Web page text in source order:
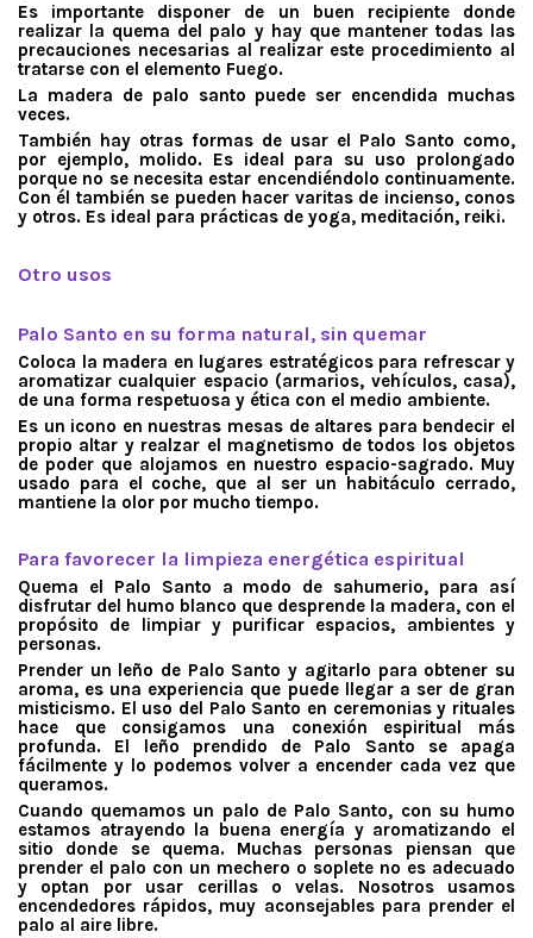
Es importante disponer de un buen recipiente donde
realizar la quema del palo y hay que mantener todas las
precauciones necesarias al realizar este procedimiento al
tratarse con el elemento Fuego.
La madera de palo santo puede ser encendida muchas
veces.
También hay otras formas de usar el Palo Santo como,
por ejemplo, molido. Es ideal para su uso prolongado
porque no se necesita estar encendiéndolo continuamente.
Con él también se pueden hacer varitas de incienso, conos
y otros. Es ideal para prácticas de yoga, meditación, reiki.
Otro usos
Palo Santo en su forma natural, sin quemar
Coloca la madera en lugares estratégicos para refrescar y
aromatizar cualquier espacio (armarios, vehículos, casa),
de una forma respetuosa y ética con el medio ambiente.
Es un icono en nuestras mesas de altares para bendecir el
propio altar y realzar el magnetismo de todos los objetos
de poder que alojamos en nuestro espacio-sagrado. Muy
usado para el coche, que al ser un habitáculo cerrado,
mantiene la olor por mucho tiempo.
Para favorecer la limpieza energética espiritual
Quema el Palo Santo a modo de sahumerio, para así
disfrutar del humo blanco que desprende la madera, con el
propósito de limpiar y purificar espacios, ambientes y
personas.
Prender un leño de Palo Santo y agitarlo para obtener su
aroma, es una experiencia que puede llegar a ser de gran
misticismo. El uso del Palo Santo en ceremonias y rituales
hace que consigamos una conexión espiritual más
profunda. El leño prendido de Palo Santo se apaga
fácilmente y lo podemos volver a encender cada vez que
queramos.
Cuando quemamos un palo de Palo Santo, con su humo
estamos atrayendo la buena energía y aromatizando el
sitio donde se quema. Muchas personas piensan que
prender el palo con un mechero o soplete no es adecuado
y optan por usar cerillas o velas. Nosotros usamos
encendedores rápidos, muy aconsejables para prender el
palo al aire libre.